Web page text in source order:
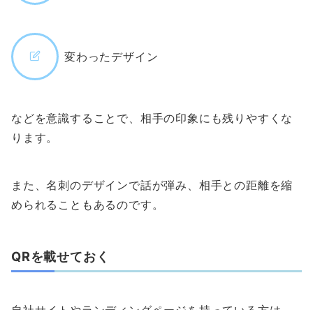
変わったデザイン
などを意識することで、相手の印象にも残りやすくな
ります。
また、名刺のデザインで話が弾み、相手との距離を縮
められることもあるのです。
QRを載せておく